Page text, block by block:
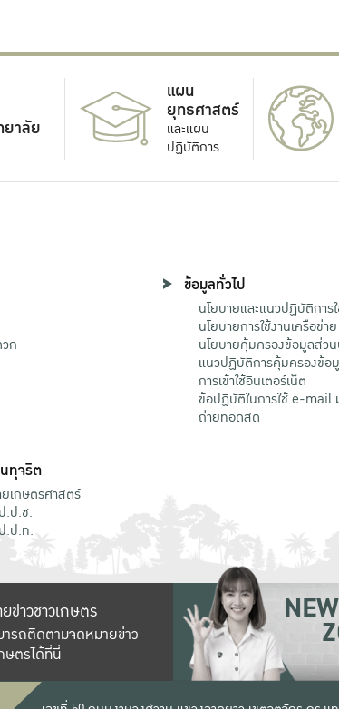
ยาลัย
แผน
ยุทธศาสตร์
และแผน
ปฏิบัติการ
ก
ข้อมูลทั่วไป
นโยบายและแนวปฏิบัติกา
นโยบายการใช้งานเครือข่า
นโยบายคุ้มครองข้อมูลส่ว
แนวปฏิบัติการคุ้มครองข้อ
การเข้าใช้อินเตอร์เน็ต
ข้อปฏิบัติในการใช้ e-mail
ถ่ายทอดสด
นทุจริต
เกษตรศาสตร์
.ป.ช.
.ป.ท.
ข่าวชาวเกษตร
รถติดตามจดหมายข่าว
ษตรได้ที่นี่